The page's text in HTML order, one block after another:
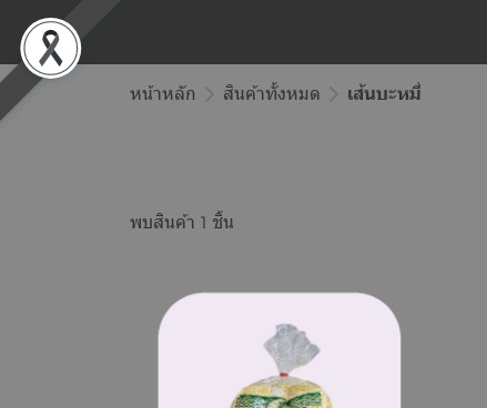
หน้าหลัก สินค้าทั้งหมด เส้นบะหมี่
พบสินค้า 1 ชิ้น